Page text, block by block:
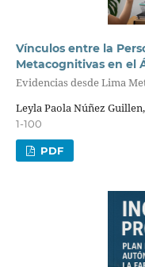
Vínculos entre la
Metacognitivas en el
Evidencias desde Lima
Leyla Paola Núñez
1-100
PDF